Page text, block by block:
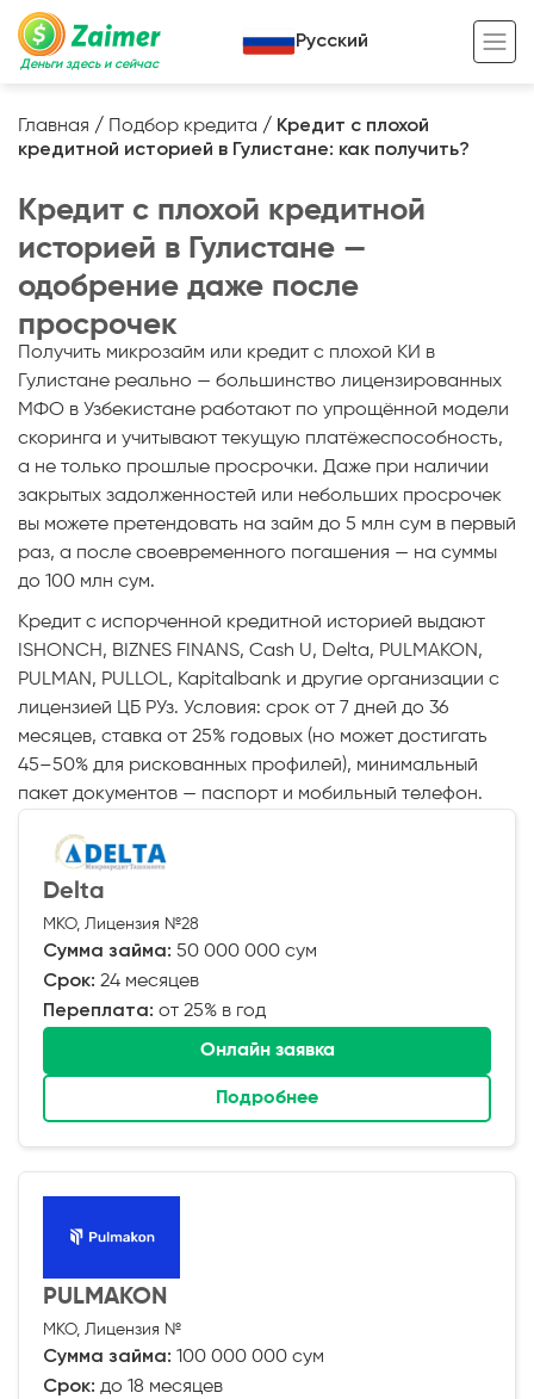
Деньги здесь и сейчас
Кредит под залог
Кредит под залог авто
Кредит под залог недвижимости
Кредит под залог спецтехники
Кредит онлайн
Кредит для предпринимателей
Кредит для самозанятых
Жизненный цикл вашего кредита
Полезные статьи
Кредитный калькулятор
Русский
Главная / Подбор кредита / Кредит с плохой
кредитной историей в Гулистане: как получить?
Кредит с плохой кредитной
историей в Гулистане —
одобрение даже после
просрочек
Получить микрозайм или кредит с плохой КИ в
Гулистане реально — большинство лицензированных
МФО в Узбекистане работают по упрощённой модели
скоринга и учитывают текущую платёжеспособность,
а не только прошлые просрочки. Даже при наличии
закрытых задолженностей или небольших просрочек
вы можете претендовать на займ до 5 млн сум в первый
раз, а после своевременного погашения — на суммы
до 100 млн сум.
Кредит с испорченной кредитной историей выдают
ISHONCH, BIZNES FINANS, Cash U, Delta, PULMAKON,
PULMAN, PULLOL, Kapitalbank и другие организации с
лицензией ЦБ РУз. Условия: срок от 7 дней до 36
месяцев, ставка от 25% годовых (но может достигать
45–50% для рискованных профилей), минимальный
пакет документов — паспорт и мобильный телефон.
Delta
МКО, Лицензия №28
Сумма займа: 50 000 000 сум
Срок: 24 месяцев
Переплата: от 25% в год
Онлайн заявка
Подробнее
PULMAKON
МКО, Лицензия №
Сумма займа: 100 000 000 сум
Срок: до 18 месяцев